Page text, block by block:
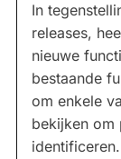
In
releases,
nieuwe
bestaande
om enkele
bekijken om